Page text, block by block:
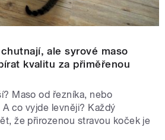
ale syrové maso
kvalitu za přiměřenou
Maso od řezníka, nebo
co vyjde levněji? Každý
že přirozenou stravou koček je